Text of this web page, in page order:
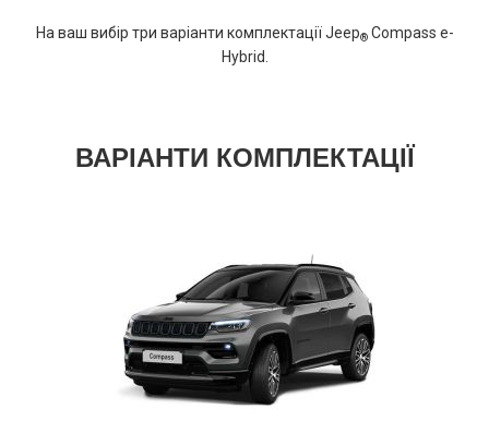
На ваш вибір три варіанти комплектації Jeep®Compass e-
Hybrid.
ВАРІАНТИ КОМПЛЕКТАЦІЇ